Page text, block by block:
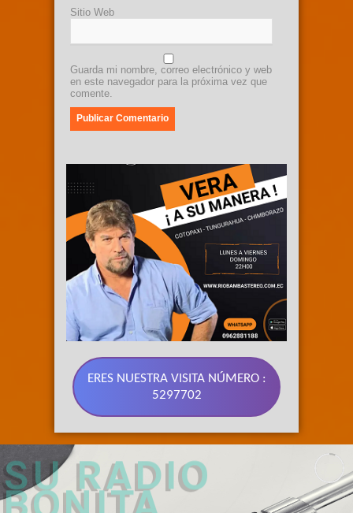
Sitio Web
Guarda mi nombre, correo electrónico y web
en este navegador para la próxima vez que
comente.
ERES NUESTRA VISITA NÚMERO :
5297702
89.3 FM